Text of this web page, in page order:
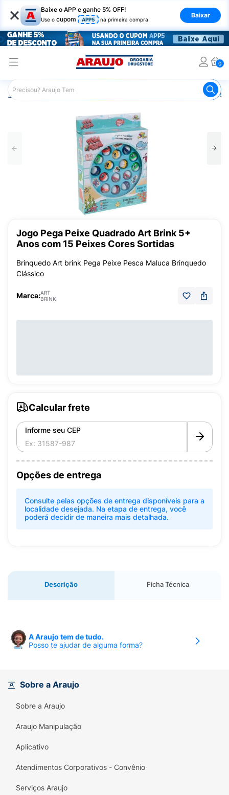
× Baixe o APP e ganhe 5% OFF!
Use o cupom APP5 na primeira compra
Baixar
0
Araujo Infantil Jogo Pega
Jogo Pega Peixe Quadrado Art Brink 5+
Anos com 15 Peixes Cores Sortidas
Brinquedo Art brink Pega Peixe Pesca Maluca Brinquedo
Clássico
Marca:ART
BRINK
Calcular frete
Informe seu CEP
Opções de entrega
Consulte pelas opções de entrega disponíveis para a
localidade desejada. Na etapa de entrega, você
poderá decidir de maneira mais detalhada.
Descrição Ficha Técnica
A Araujo tem de tudo.
Posso te ajudar de alguma forma?
Sobre a Araujo
Sobre a Araujo
Araujo Manipulação
Aplicativo
Atendimentos Corporativos - Convênio
Serviços Araujo